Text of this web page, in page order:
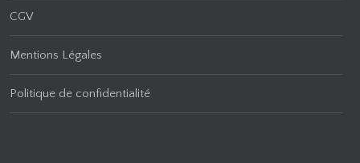
CGV
Mentions Légales
Politique de confidentialité